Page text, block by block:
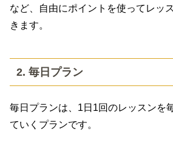
など、自由にポイントを使ってレッ
きます。
2. 毎日プラン
毎日プランは、1日1回のレッスンを
ていくプランです。